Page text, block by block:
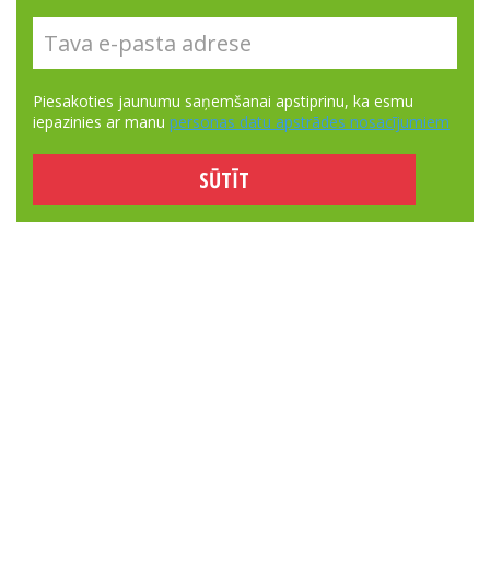
Piesakoties jaunumu saņemšanai apstiprinu, ka esmu
iepazinies ar manu personas datu apstrādes nosacījumiem